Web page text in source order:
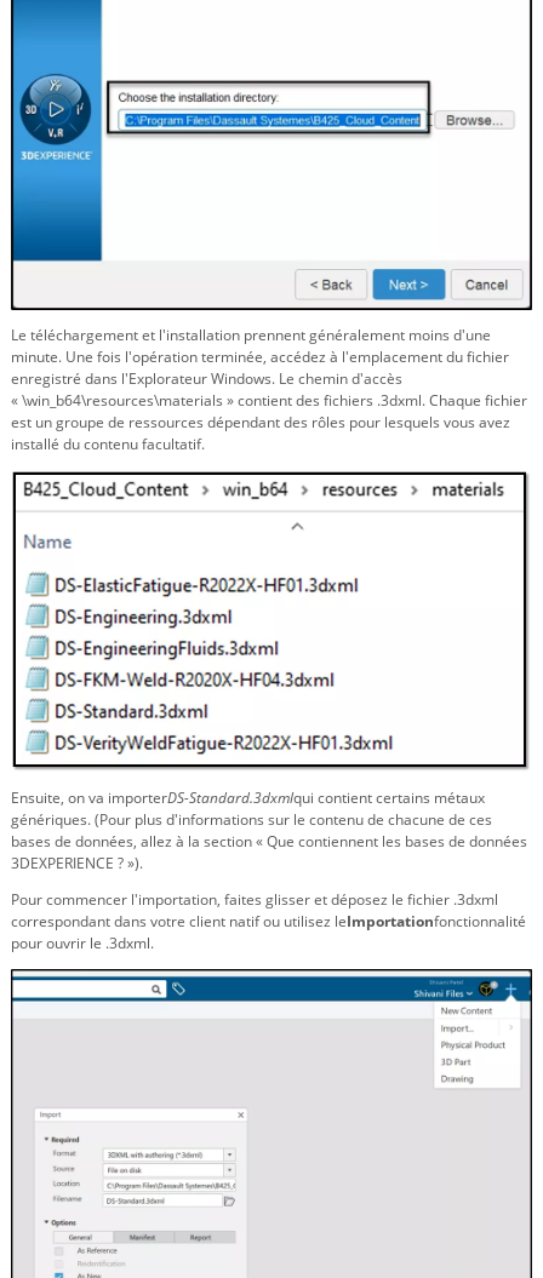
Le téléchargement et l'installation prennent généralement moins d'une
minute. Une fois l'opération terminée, accédez à l'emplacement du fichier
enregistré dans l'Explorateur Windows. Le chemin d'accès
« \win_b64\resources\materials » contient des fichiers .3dxml. Chaque fichier
est un groupe de ressources dépendant des rôles pour lesquels vous avez
installé du contenu facultatif.
Ensuite, on va importerDS-Standard.3dxmlqui contient certains métaux
génériques. (Pour plus d'informations sur le contenu de chacune de ces
bases de données, allez à la section « Que contiennent les bases de données
3DEXPERIENCE ? »).
Pour commencer l'importation, faites glisser et déposez le fichier .3dxml
correspondant dans votre client natif ou utilisez leImportationfonctionnalité
pour ouvrir le .3dxml.